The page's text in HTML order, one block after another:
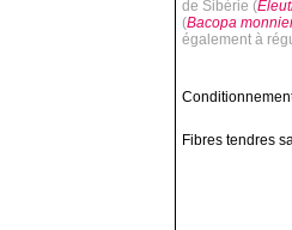
de Sibérie (
(Bacopa
également à
Fibres tendres